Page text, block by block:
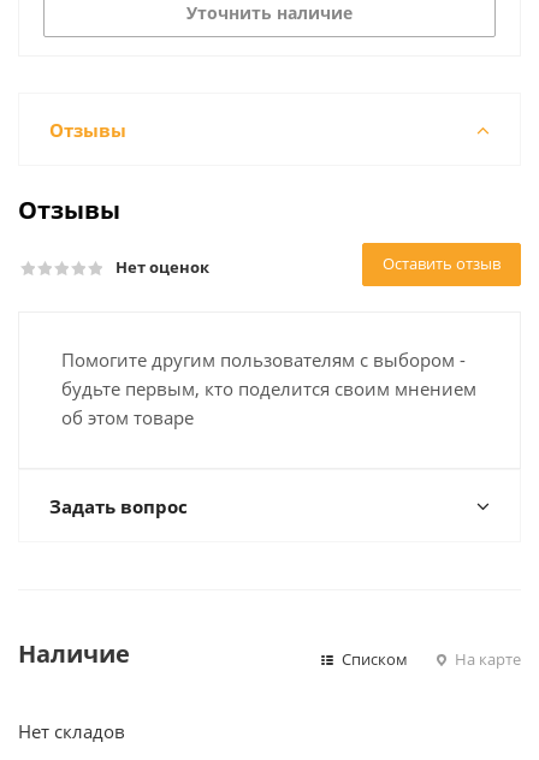
Уточнить наличие
Отзывы
Отзывы
Нет оценок Оставить отзыв
Помогите другим пользователям с выбором -
будьте первым, кто поделится своим мнением
об этом товаре
Задать вопрос
Наличие Списком На карте
Нет складов